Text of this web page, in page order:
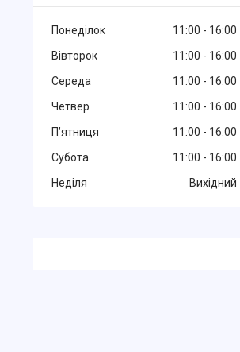
Понеділок 11:00
16:00
Вівторок
11:00
16:00
Середа
11:00
16:00
Четвер
11:00
16:00
Пʼятниця
11:00
16:00
Субота
11:00
16:00
Неділя
Вихідний